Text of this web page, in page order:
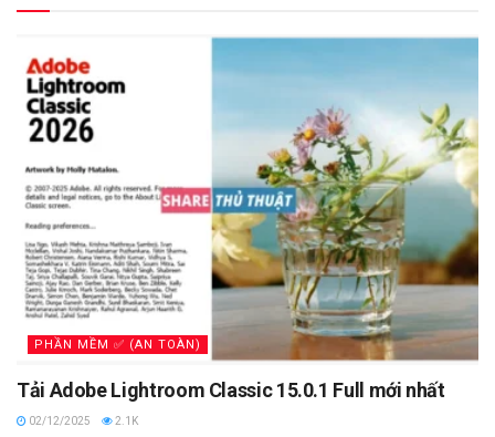
PHẦN MỀM ✅ (AN TOÀN)
Tải Adobe Lightroom Classic 15.0.1 Full mới nhất
02/12/2025 2.1K